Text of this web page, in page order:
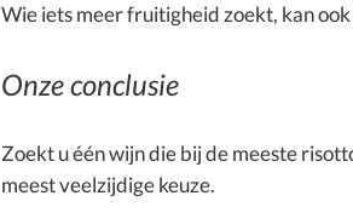
Wie iets meer fruitigheid zoekt, kan
Onze conclusie
Zoekt u één wijn die bij de meeste
meest veelzijdige keuze.